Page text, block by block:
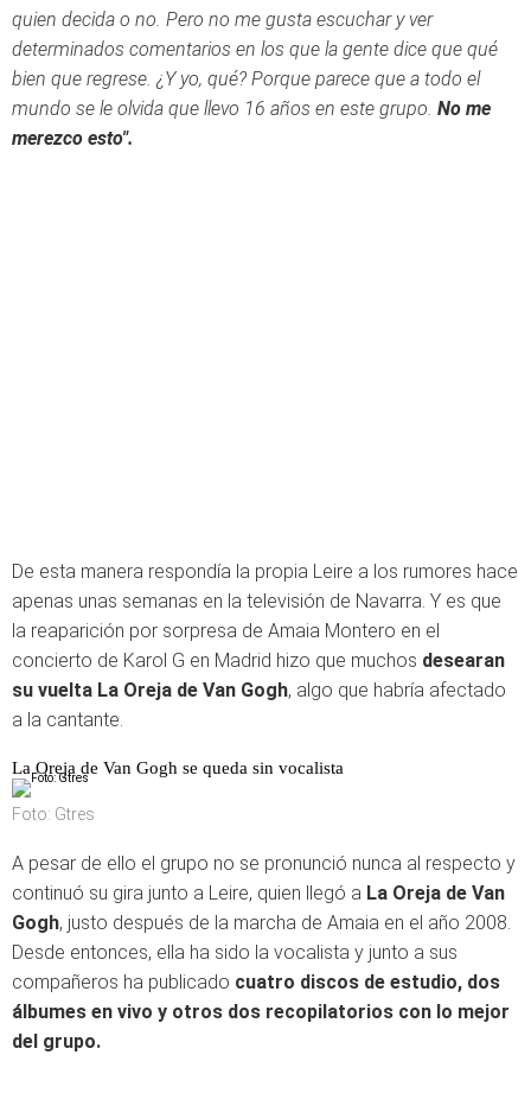
quien decida o no. Pero no me gusta escuchar y ver
determinados comentarios en los que la gente dice que qué
bien que regrese. ¿Y yo, qué? Porque parece que a todo el
mundo se le olvida que llevo 16 años en este grupo. No me
merezco esto".
De esta manera respondía la propia Leire a los rumores hace
apenas unas semanas en la televisión de Navarra. Y es que
la reaparición por sorpresa de Amaia Montero en el
concierto de Karol G en Madrid hizo que muchos desearan
su vuelta La Oreja de Van Gogh, algo que habría afectado
a la cantante.
La Oreja de Van Gogh se queda sin vocalista
Foto: Gtres
A pesar de ello el grupo no se pronunció nunca al respecto y
continuó su gira junto a Leire, quien llegó a La Oreja de Van
Gogh, justo después de la marcha de Amaia en el año 2008.
Desde entonces, ella ha sido la vocalista y junto a sus
compañeros ha publicado cuatro discos de estudio, dos
álbumes en vivo y otros dos recopilatorios con lo mejor
del grupo.